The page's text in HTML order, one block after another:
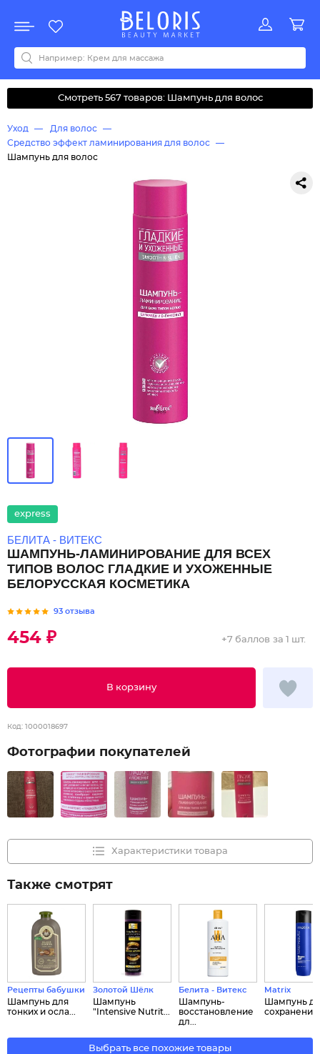
Акции
Все бренды
0-9ABCDEFGHIJKLMNOPQRSTUVWYZАБВДЗИМОКЛНПРСТУФ
Смотреть 567 товаров: Шампунь для волос
Уход
Для волос
Средство эффект ламинирования для волос
Шампунь для волос
express
БЕЛИТА - ВИТЕКС
ШАМПУНЬ-ЛАМИНИРОВАНИЕ ДЛЯ ВСЕХ
ТИПОВ ВОЛОС ГЛАДКИЕ И УХОЖЕННЫЕ
БЕЛОРУССКАЯ КОСМЕТИКА
93 отзыва
454 ₽
В корзину
+7 баллов за 1 шт.
Код: 1000018697
Фотографии покупателей
Характеристики товара
Также смотрят
Рецепты бабушки Агафьи
Шампунь для
тонких и осла...
Золотой Шёлк
Шампунь
"Intensive Nutrit...
Белита - Витекс
Шампунь-
восстановление
дл...
Matrix
Шампунь
сохранения
Выбрать все похожие товары